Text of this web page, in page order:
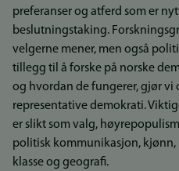
preferanser og atferd som er
beslutningstaking.
velgerne mener, men også
tillegg til å forske på norske
og hvordan de fungerer, gjør vi
representative demokrati.
er slikt som valg,
politisk kommunikasjon,
klasse og geografi.